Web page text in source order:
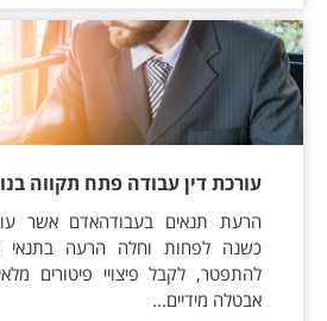
עורכת דין עבודה פתח תקווה
הרעת תנאים בעבודהאדם אשר
כשנה לפחות וחלה הרעה בתנאי
להתפטר, לקבל פיצויי פיטורים
אבטלה מידיים...